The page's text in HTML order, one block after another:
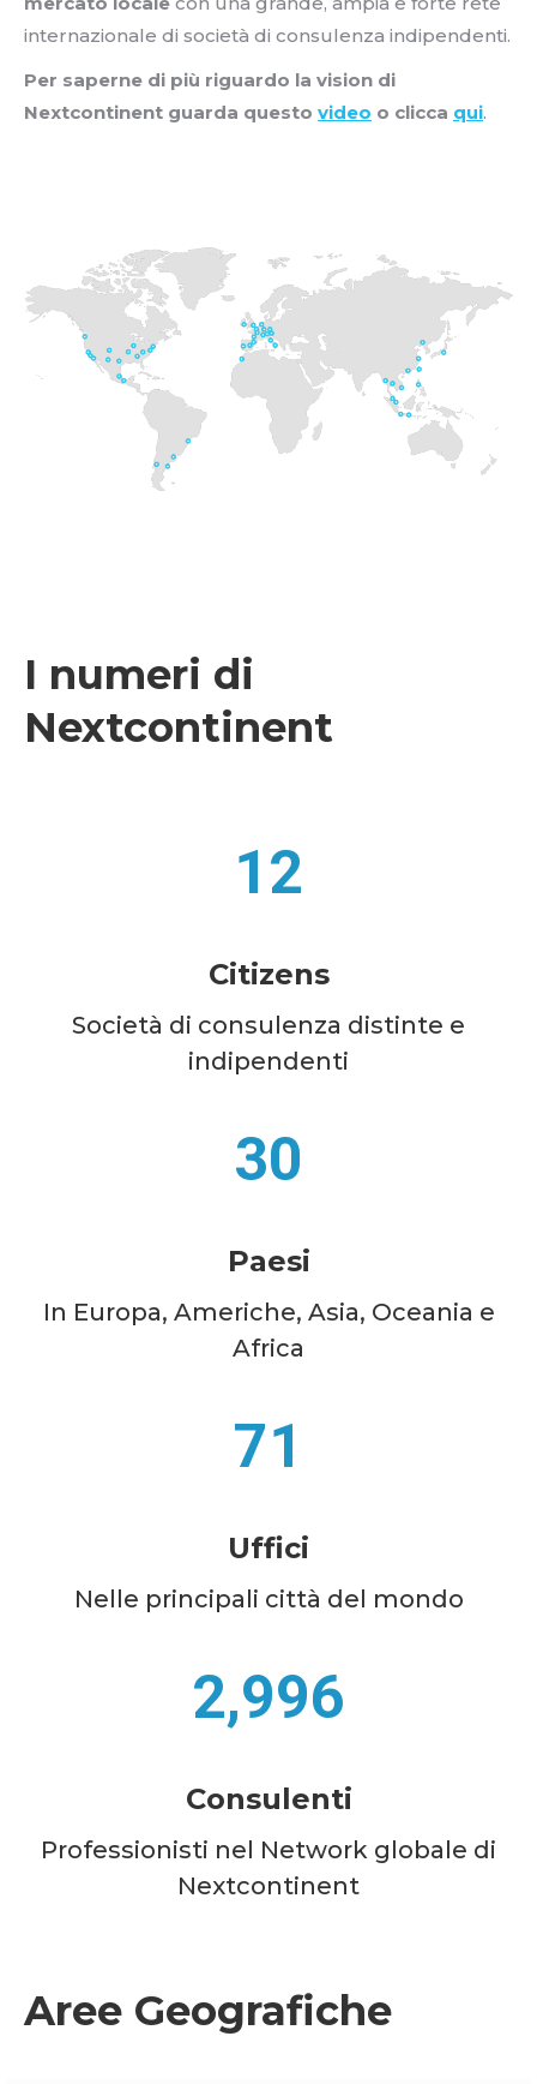
internazionale di società di consulenza indipendenti.
Per saperne di più riguardo la vision di
Nextcontinent guarda questo video o clicca qui.
I numeri di
Nextcontinent
12
Citizens
Società di consulenza distinte e
indipendenti
30
Paesi
In Europa, Americhe, Asia, Oceania e
Africa
71
Uffici
Nelle principali città del mondo
3,000
Consulenti
Professionisti nel Network globale di
Nextcontinent
Aree Geografiche